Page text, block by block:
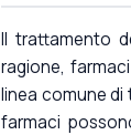
Il trattamento
ragione,
linea comune di
farmaci